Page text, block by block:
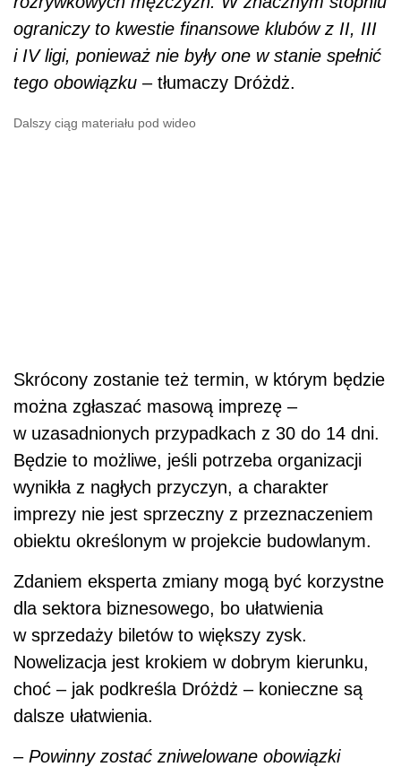
ograniczy to kwestie finansowe klubów z II, III
i IV ligi, ponieważ nie były one w stanie spełnić
tego obowiązku – tłumaczy Dróżdż.
Dalszy ciąg materiału pod wideo
Skrócony zostanie też termin, w którym będzie
można zgłaszać masową imprezę –
w uzasadnionych przypadkach z 30 do 14 dni.
Będzie to możliwe, jeśli potrzeba organizacji
wynikła z nagłych przyczyn, a charakter
imprezy nie jest sprzeczny z przeznaczeniem
obiektu określonym w projekcie budowlanym.
Zdaniem eksperta zmiany mogą być korzystne
dla sektora biznesowego, bo ułatwienia
w sprzedaży biletów to większy zysk.
Nowelizacja jest krokiem w dobrym kierunku,
choć – jak podkreśla Dróżdż – konieczne są
dalsze ułatwienia.
– Powinny zostać zniwelowane obowiązki